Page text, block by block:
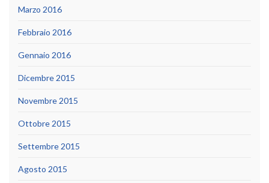
Marzo 2016
Febbraio 2016
Gennaio 2016
Dicembre 2015
Novembre 2015
Ottobre 2015
Settembre 2015
Agosto 2015